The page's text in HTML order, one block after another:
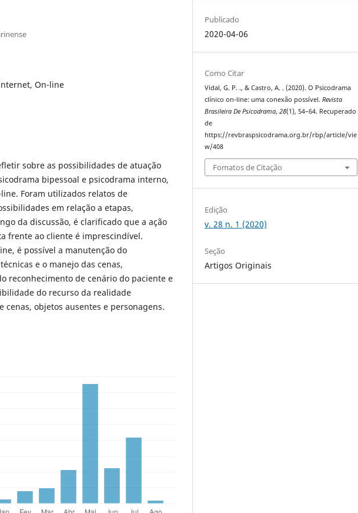
On-line
sobre as possibilidades de atuação
bipessoal e psicodrama interno,
Foram utilizados relatos de
em relação a etapas,
da discussão, é clarificado que a ação
frente ao cliente é imprescindível.
é possível a manutenção do
e o manejo das cenas,
reconhecimento de cenário do paciente e
do recurso da realidade
cenas, objetos ausentes e personagens.
Publicado
2020-04-06
Como Citar
Vidal, G. P. ., & Castro, A. . (2020). O Psicodrama
clínico on-line: uma conexão possível.Revista
Brasileira De Psicodrama,28(1), 54–64. Recuperado
de
https://revbraspsicodrama.org.br/rbp/article/vie
w/408
Fomatos de Citação
Edição
v. 28 n. 1 (2020)
Seção
Artigos Originais